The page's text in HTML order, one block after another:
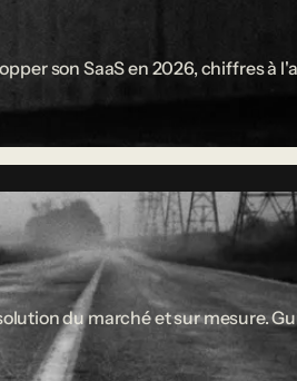
son SaaS en 2026, chiffres à
du marché et sur mesure.